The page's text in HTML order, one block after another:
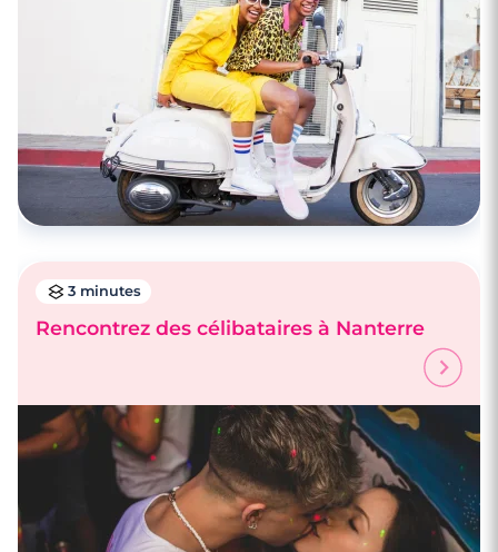
3 minutes
Rencontrez des célibataires à Nanterre